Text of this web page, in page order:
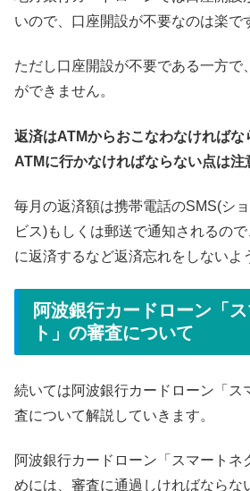
いので、口座開設が不要なのは楽で
ただし口座開設が不要である一方で
ができません。
返済はATMからおこなわなければな
ATMに行かなければならない点は注
毎月の返済額は携帯電話のSMS(シ
ビス)もしくは郵送で通知されるの
に返済するなど返済忘れをしないよ
阿波銀行カードローン「
ト」の審査について
続いては阿波銀行カードローン「ス
査について解説していきます。
阿波銀行カードローン「スマートネ
めには、審査に通過しければならな